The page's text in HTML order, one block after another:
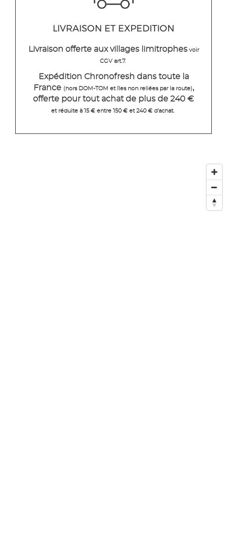
LIVRAISON ET EXPEDITION
Livraison offerte aux villages limitrophesvoir
CGV art.7.
Expédition Chronofresh dans toute la
France (hors DOM-TOM et îles non reliées par la route),
offerte pour tout achat de plus de 240 €
et réduite à 15 € entre 150 € et 240 € d'achat.